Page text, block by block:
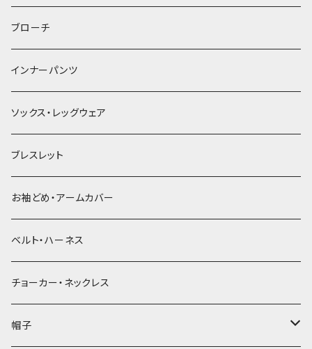
ヘアゴム
簪
ブローチ
インナーパンツ
ソックス・レッグウェア
ブレスレット
お袖どめ・アームカバー
ベルト・ハーネス
チョーカー・ネックレス
帽子